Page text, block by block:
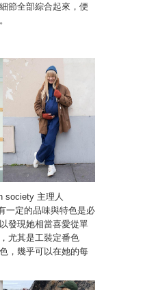
節全部綜合起來，便
society 主理人
一定的品味與特色是必
發現她相當喜愛從單
尤其是工裝定番色
，幾乎可以在她的每